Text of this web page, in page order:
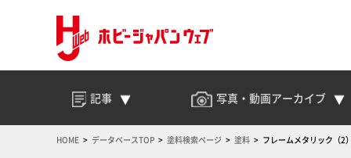
記事 写真・動画アーカイブ
HOME データベースTOP 塗料検索ページ 塗料 フレームメタリック（2）